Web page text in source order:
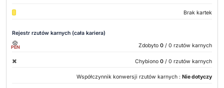
Brak kartek
Rejestr rzutów karnych (cała kariera)
PEN Zdobyto 0 / 0 rzutów karnych
Chybiono 0 / 0 rzutów karnych
Współczynnik konwersji rzutów karnych : Nie dotyczy